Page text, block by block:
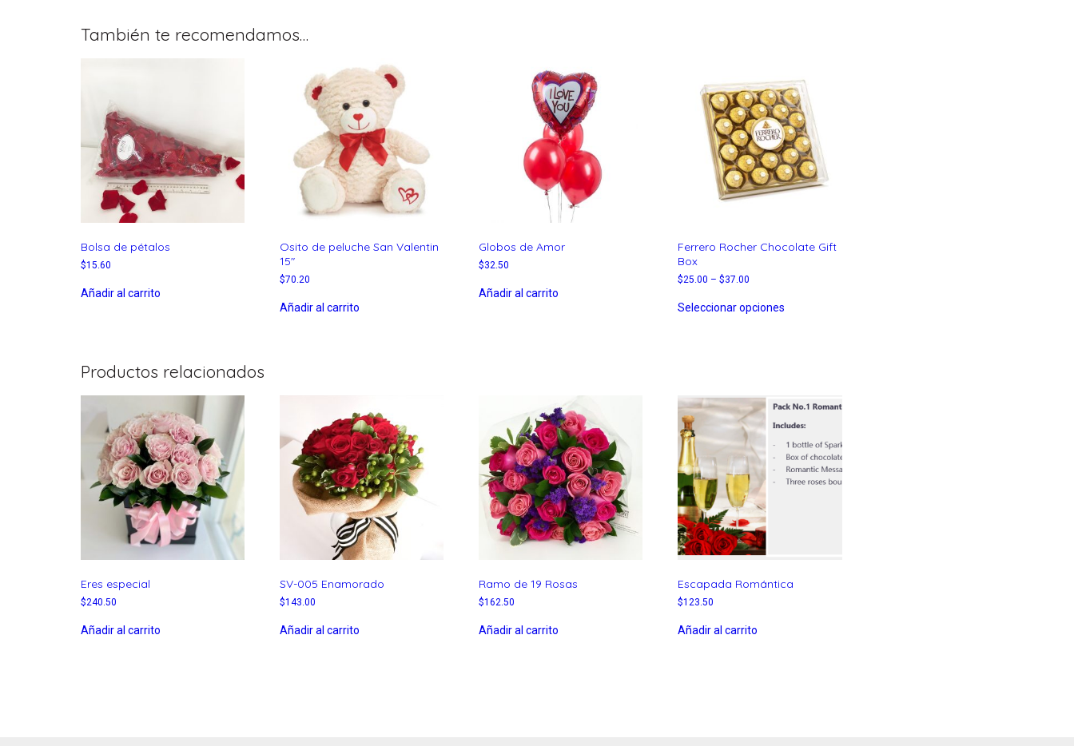
También te recomendamos…
Bolsa de pétalos
$15.60
Añadir al carrito
Osito de peluche San Valentin
15″
$70.20
Añadir al carrito
Globos de Amor
$32.50
Añadir al carrito
Ferrero Rocher Chocolate Gift
Box
$25.00 – $37.00
Seleccionar opciones
Productos relacionados
Eres especial
$240.50
Añadir al carrito
SV-005 Enamorado
$143.00
Añadir al carrito
Ramo de 19 Rosas
$162.50
Añadir al carrito
Escapada Romántica
$123.50
Añadir al carrito